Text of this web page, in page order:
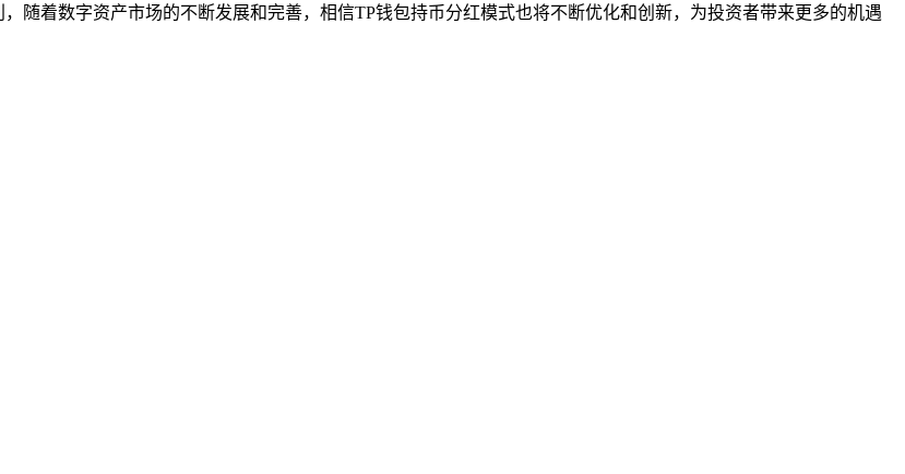
随着数字资产市场的不断发展和完善，相信TP钱包持币分红模式也将不断优化和创新，为投资者带来更多的机遇